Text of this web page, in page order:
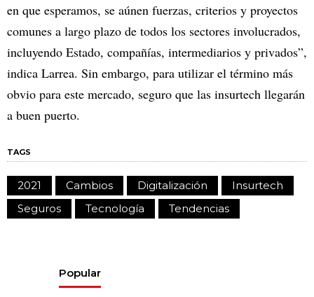
en que esperamos, se aúnen fuerzas, criterios y proyectos
comunes a largo plazo de todos los sectores involucrados,
incluyendo Estado, compañías, intermediarios y privados”,
indica Larrea. Sin embargo, para utilizar el término más
obvio para este mercado, seguro que las insurtech llegarán
a buen puerto.
TAGS
2021 Cambios Digitalización
Insurtech
Seguros
Tecnología Tendencias
Popular